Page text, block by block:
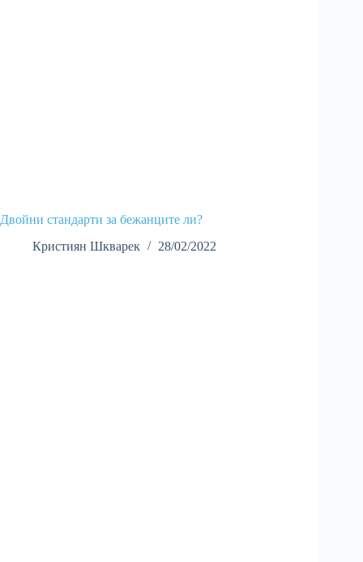
Двойни стандарти за бежанците ли?
Кристиян Шкварек
28/02/2022